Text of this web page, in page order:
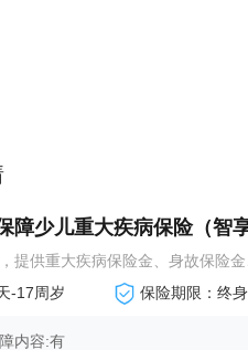
障少儿重大疾病保险（智
提供重大疾病保险金、身故保险
-17周岁
保险期限：终身
内容:有